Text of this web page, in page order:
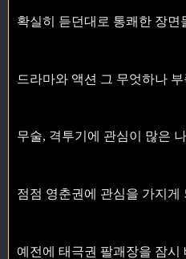
확실히 듣던대로 통쾌한 장면
드라마와 액션 그 무엇하나
무술, 격투기에 관심이 많은
점점 영춘권에 관심을 가지게
예전에 태극권 팔괘장을 잠시